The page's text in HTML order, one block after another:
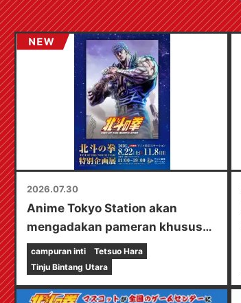
2026.07.30
Anime Tokyo Station akan
mengadakan pameran khusus
untuk "Fist of the North Star"!!
campuran inti
Tetsuo Hara
Tinju Bintang Utara